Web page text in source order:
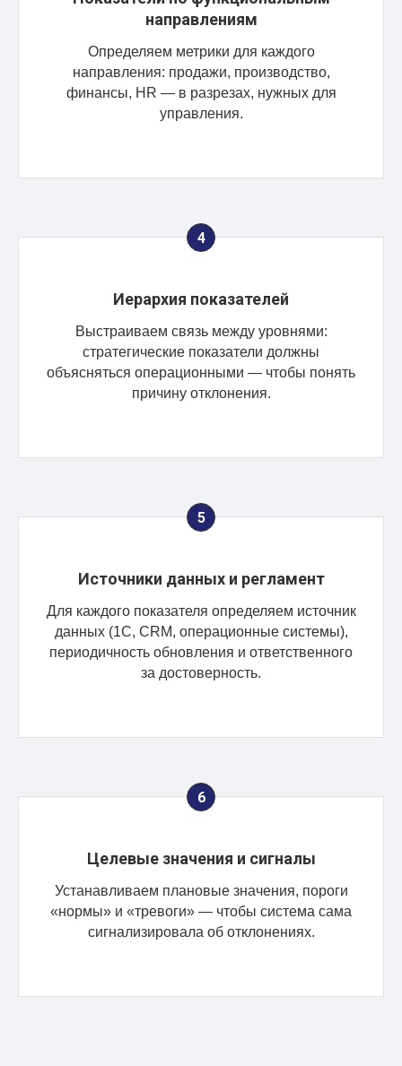
направлениям
Определяем метрики для каждого
направления: продажи, производство,
финансы, HR — в разрезах, нужных для
управления.
Иерархия показателей
Выстраиваем связь между уровнями:
стратегические показатели должны
объясняться операционными — чтобы понять
причину отклонения.
Источники данных и регламент
Для каждого показателя определяем источник
данных (1С, CRM, операционные системы),
периодичность обновления и ответственного
за достоверность.
Целевые значения и сигналы
Устанавливаем плановые значения, пороги
«нормы» и «тревоги» — чтобы система сама
сигнализировала об отклонениях.